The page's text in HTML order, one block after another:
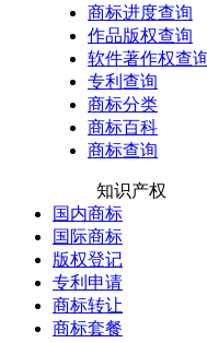
商标进度查询
作品版权查询
软件著作权查
专利查询
商标分类
商标百科
商标查询
知识产权
国内商标
国际商标
版权登记
专利申请
商标转让
商标套餐